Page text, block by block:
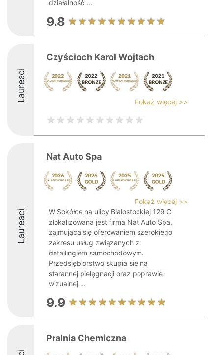
działalność ...
9.8
Laureaci
Czyścioch Karol Wojtach
Pokaż więcej >>
Laureaci
Nat Auto Spa
Pokaż więcej >>
W Sokółce na ulicy Białostockiej 129 C
zlokalizowana jest firma Nat Auto Spa,
zajmująca się oferowaniem szerokiego
zakresu usług związanych z
detailingiem samochodowym.
Przedsiębiorstwo skupia się na
starannej pielęgnacji oraz poprawie
wizualnej ...
9.9
Pralnia Chemiczna